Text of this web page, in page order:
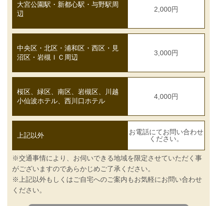
大宮公園駅・新都心駅・与野駅周
辺
2,000円
中央区・北区・浦和区・西区・見
沼区・岩槻ＩＣ周辺
3,000円
桜区、緑区、南区、岩槻区、川越
小仙波ホテル、西川口ホテル
4,000円
上記以外
お電話にてお問い合わせ
ください。
※交通事情により、お伺いできる地域を限定させていただく事
がございますのであらかじめご了承ください。
※上記以外もしくはご自宅へのご案内もお気軽にお問い合わせ
ください。